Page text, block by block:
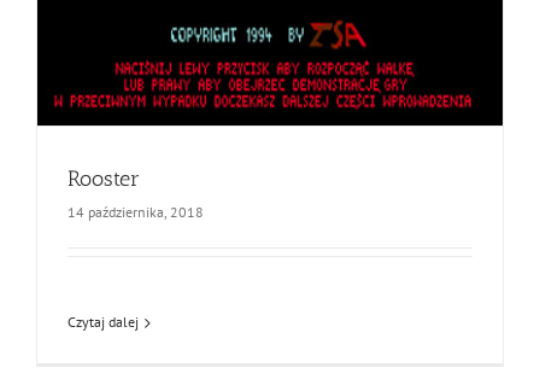
Rooster
14 października, 2018
Czytaj dalej